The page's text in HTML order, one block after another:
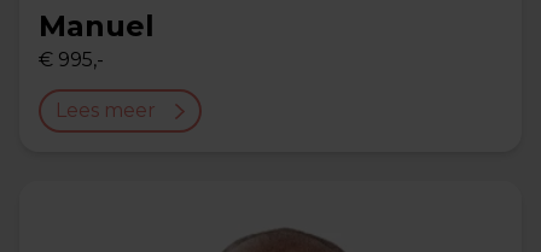
Manuel
€ 995,-
Lees meer